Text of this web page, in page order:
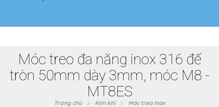
Móc treo đa năng inox 316 đế
tròn 50mm dày 3mm, móc M8 -
MT8ES
Trang chủ Kim khí Móc treo Inox